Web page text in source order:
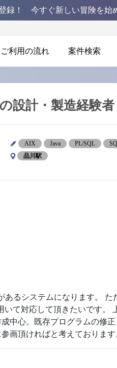
録！ 今すぐ新しい冒険を始
ご利用の流れ 案件検索
設計・製造経験者
AIX Java PL/SQL
品川駅
るシステムになります。
て対応して頂きたいです。
中心。既存プログラムの修
画頂ければと考えております